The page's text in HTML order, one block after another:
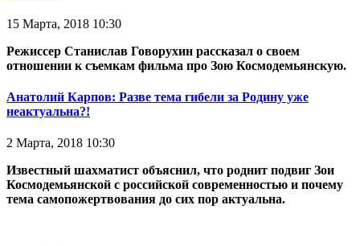
15 Марта, 2018 10:30
Режиссер Станислав Говорухин рассказал о своем
отношении к съемкам фильма про Зою Космодемьянскую.
Анатолий Карпов: Разве тема гибели за Родину уже
неактуальна?!
2 Марта, 2018 10:30
Известный шахматист объяснил, что роднит подвиг Зои
Космодемьянской с российской современностью и почему
тема самопожертвования до сих пор актуальна.